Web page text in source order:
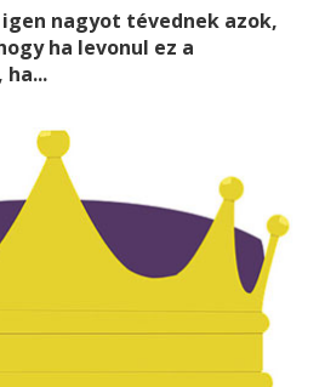
nagyot tévednek azok,
ha levonul ez a